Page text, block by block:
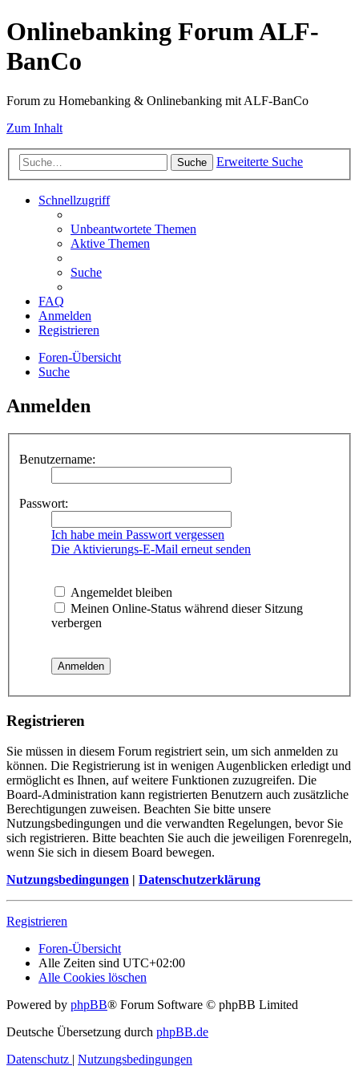
Onlinebanking Forum ALF-
BanCo
Forum zu Homebanking & Onlinebanking mit ALF-BanCo
Zum Inhalt
Suche Erweiterte Suche
Schnellzugriff
Unbeantwortete Themen
Aktive Themen
Suche
FAQ
Anmelden
Registrieren
Foren-Übersicht
Suche
Anmelden
Benutzername:
Passwort:
Ich habe mein Passwort vergessen
Die Aktivierungs-E-Mail erneut senden
Angemeldet bleiben
Meinen Online-Status während dieser Sitzung
verbergen
Registrieren
Sie müssen in diesem Forum registriert sein, um sich anmelden zu
können. Die Registrierung ist in wenigen Augenblicken erledigt und
ermöglicht es Ihnen, auf weitere Funktionen zuzugreifen. Die
Board-Administration kann registrierten Benutzern auch zusätzliche
Berechtigungen zuweisen. Beachten Sie bitte unsere
Nutzungsbedingungen und die verwandten Regelungen, bevor Sie
sich registrieren. Bitte beachten Sie auch die jeweiligen Forenregeln,
wenn Sie sich in diesem Board bewegen.
Nutzungsbedingungen | Datenschutzerklärung
Registrieren
Foren-Übersicht
Alle Zeiten sind UTC+02:00
Alle Cookies löschen
Powered by phpBB® Forum Software © phpBB Limited
Deutsche Übersetzung durch phpBB.de
Datenschutz | Nutzungsbedingungen